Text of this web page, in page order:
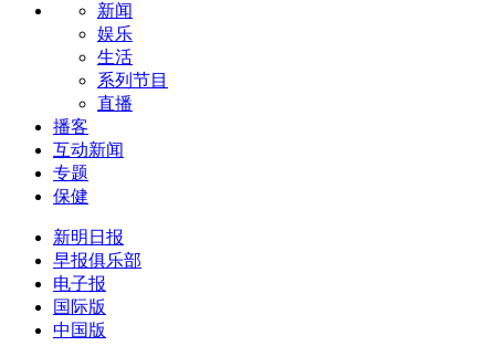
新闻
娱乐
生活
系列节目
直播
播客
互动新闻
专题
保健
新明日报
早报俱乐部
电子报
国际版
中国版